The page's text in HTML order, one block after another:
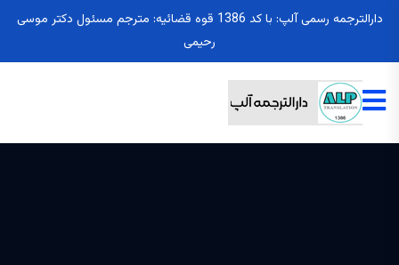
دارالترجمه رسمی آلپ: با کد 1386 قوه قضائیه: مترجم مسئول دکتر موسی
رحیمی